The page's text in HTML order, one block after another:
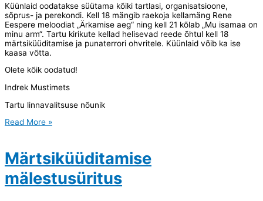
Küünlaid oodatakse süütama kõiki tartlasi, organisatsioone,
sõprus- ja perekondi. Kell 18 mängib raekoja kellamäng Rene
Eespere meloodiat „Ärkamise aeg“ ning kell 21 kõlab „Mu isamaa on
minu arm“. Tartu kirikute kellad helisevad reede õhtul kell 18
märtsiküüditamise ja punaterrori ohvritele. Küünlaid võib ka ise
kaasa võtta.
Olete kõik oodatud!
Indrek Mustimets
Tartu linnavalitsuse nõunik
KUTSE
Read More »
Märtsiküüditamise
mälestusüritus